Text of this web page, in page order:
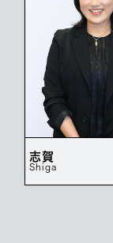
志賀
Shiga